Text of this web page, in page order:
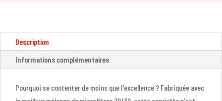
-
24x16''
Description
Informations complémentaires
Pourquoi se contenter de moins que l'excellence ? Fabriquée avec